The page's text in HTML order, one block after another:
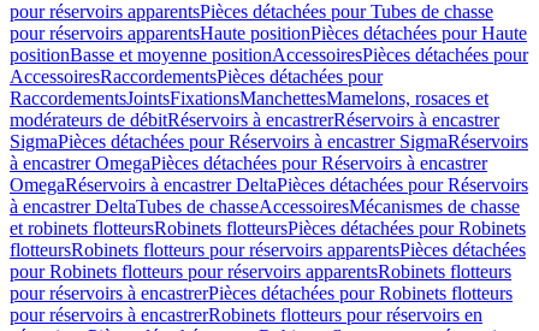
pour réservoirs apparentsPièces détachées pour Tubes de chasse
pour réservoirs apparentsHaute positionPièces détachées pour Haute
positionBasse et moyenne positionAccessoiresPièces détachées pour
AccessoiresRaccordementsPièces détachées pour
RaccordementsJointsFixationsManchettesMamelons, rosaces et
modérateurs de débitRéservoirs à encastrerRéservoirs à encastrer
SigmaPièces détachées pour Réservoirs à encastrer SigmaRéservoirs
à encastrer OmegaPièces détachées pour Réservoirs à encastrer
OmegaRéservoirs à encastrer DeltaPièces détachées pour Réservoirs
à encastrer DeltaTubes de chasseAccessoiresMécanismes de chasse
et robinets flotteursRobinets flotteursPièces détachées pour Robinets
flotteursRobinets flotteurs pour réservoirs apparentsPièces détachées
pour Robinets flotteurs pour réservoirs apparentsRobinets flotteurs
pour réservoirs à encastrerPièces détachées pour Robinets flotteurs
pour réservoirs à encastrerRobinets flotteurs pour réservoirs en